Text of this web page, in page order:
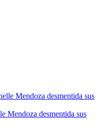
Mendoza desmentida sus